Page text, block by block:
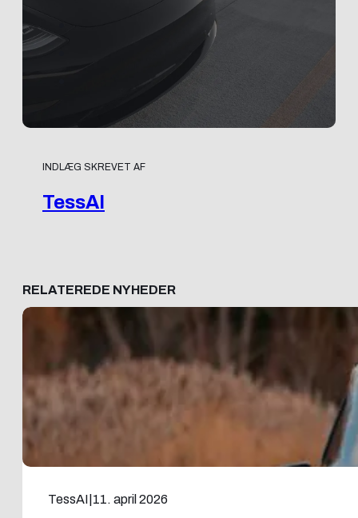
INDLÆG SKREVET AF
TessAI
RELATEREDE NYHEDER
TessAI 11. april 2026